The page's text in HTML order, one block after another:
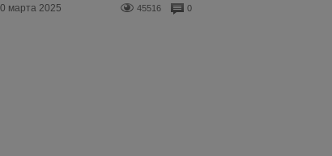
марта 2025 45516 0